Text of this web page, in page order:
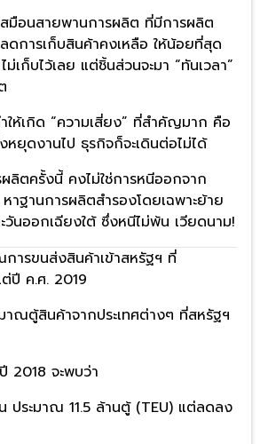
สมือนสายพานการผลิต ที่มีการผลิต
ดการเก็บสินค้าคงเหลือ ให้น้อยที่สุด
เก็บไว้เลย แต่ชิ้นส่วนจะมา “ทันเวลา”
ให้เกิด “ความเสี่ยง” ที่สำคัญมาก คือ
หยุดงานไป ธุรกิจก็จะเดินต่อไม่ได้
ลิตครั้งนี้ คงไม่ใช่การหนีออกจาก
าฐานการผลิตสำรองโดยเฉพาะย้าย
ะวันออกเฉียงใต้ ซึ่งหนีไม่พ้น เวียดนาม!
การขนส่งสินค้าเข้าสหรัฐฯ ที่
ปี ค.ศ. 2019
ณตู้สินค้าจากประเทศต่างๆ ที่สหรัฐฯ
2018 จะพบว่า
ประมาณ 11.5 ล้านตู้ (TEU) แต่ลดลง